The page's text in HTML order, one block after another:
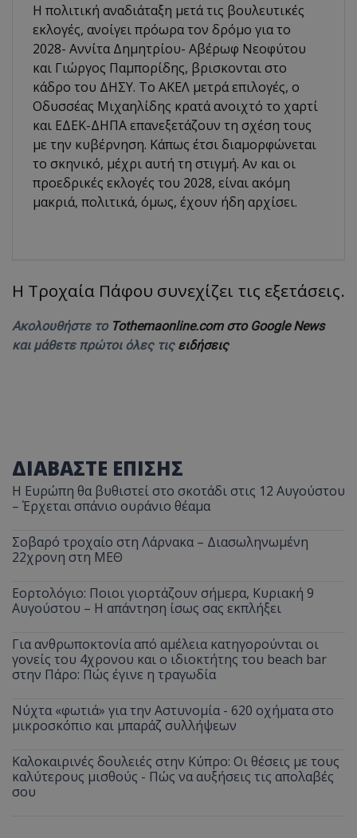
Η πολιτική αναδιάταξη μετά τις βουλευτικές
εκλογές, ανοίγει πρόωρα τον δρόμο για το
2028- Αννίτα Δημητρίου- Αβέρωφ Νεοφύτου
και Γιώργος Παμπορίδης, βρισκονται στο
κάδρο του ΔΗΣΥ. Το ΑΚΕΛ μετρά επιλογές, ο
Οδυσσέας Μιχαηλίδης κρατά ανοιχτό το χαρτί
και ΕΔΕΚ-ΔΗΠΑ επανεξετάζουν τη σχέση τους
με την κυβέρνηση. Κάπως έτσι διαμορφώνεται
το σκηνικό, μέχρι αυτή τη στιγμή. Αν και οι
προεδρικές εκλογές του 2028, είναι ακόμη
μακριά, πολιτικά, όμως, έχουν ήδη αρχίσει.
Η Τροχαία Πάφου συνεχίζει τις εξετάσεις.
Ακολουθήστε το Tothemaonline.com στο Google News
και μάθετε πρώτοι όλες τις ειδήσεις
ΔΙΑΒΑΣΤΕ ΕΠΙΣΗΣ
Η Ευρώπη θα βυθιστεί στο σκοτάδι στις 12 Αυγούστου
– Έρχεται σπάνιο ουράνιο θέαμα
Σοβαρό τροχαίο στη Λάρνακα – Διασωληνωμένη
22χρονη στη ΜΕΘ
Εορτολόγιο: Ποιοι γιορτάζουν σήμερα, Κυριακή 9
Αυγούστου – Η απάντηση ίσως σας εκπλήξει
Για ανθρωποκτονία από αμέλεια κατηγορούνται οι
γονείς του 4χρονου και ο ιδιοκτήτης του beach bar
στην Πάρο: Πώς έγινε η τραγωδία
Νύχτα «φωτιά» για την Αστυνομία - 620 οχήματα στο
μικροσκόπιο και μπαράζ συλλήψεων
Καλοκαιρινές δουλειές στην Κύπρο: Οι θέσεις με τους
καλύτερους μισθούς - Πώς να αυξήσεις τις απολαβές
σου